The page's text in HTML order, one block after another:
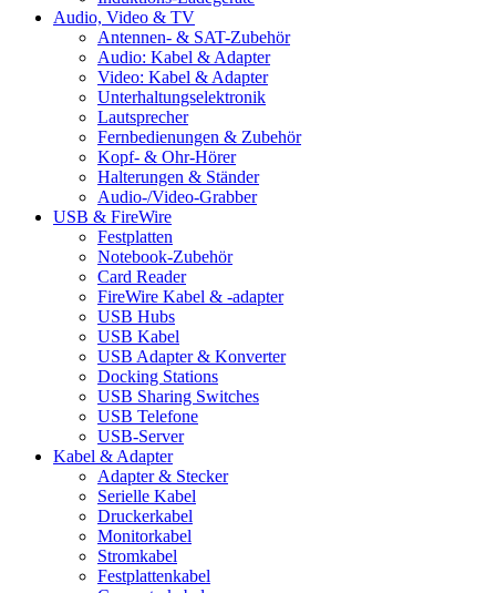
Audio, Video & TV
Antennen- & SAT-Zubehör
Audio: Kabel & Adapter
Video: Kabel & Adapter
Unterhaltungselektronik
Lautsprecher
Fernbedienungen & Zubehör
Kopf- & Ohr-Hörer
Halterungen & Ständer
Audio-/Video-Grabber
USB & FireWire
Festplatten
Notebook-Zubehör
Card Reader
FireWire Kabel & -adapter
USB Hubs
USB Kabel
USB Adapter & Konverter
Docking Stations
USB Sharing Switches
USB Telefone
USB-Server
Kabel & Adapter
Adapter & Stecker
Serielle Kabel
Druckerkabel
Monitorkabel
Stromkabel
Festplattenkabel